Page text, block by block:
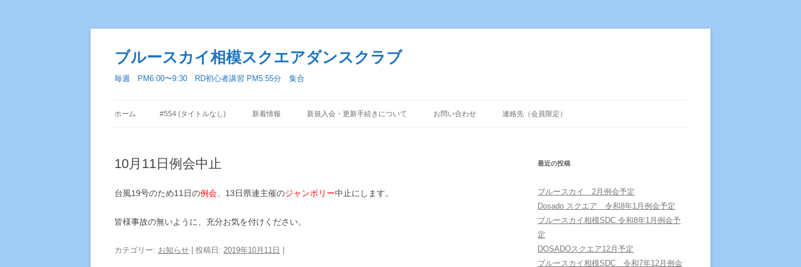
ブルースカイ相模スクエアダンスクラブ
毎週 PM6:00〜9:30 RD初心者講習 PM5:55分 集合
ホーム #554 (タイトルなし) 新着情報 新規入会・更新手続きについて お問い合わせ 連絡先（会員限定）
10月11日例会中止
台風19号のため11日の例会 、13日県連主催のジャンボリー中止にします。
皆様事故の無いように、充分お気を付けください。
カテゴリー: お知らせ | 投稿日: 2019年10月11日
最近の投稿
ブルースカイ 2月例会予定
Dosado スクエア 令和8年1月例会予定
ブルースカイ相模SDC 令和8年1月例会予
定
DOSADOスクエア12月予定
ブルースカイ相模SDC 令和7年12月例会